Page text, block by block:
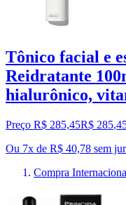
Tônico facial e
Reidratante
hialurônico,
Preço R$ 285,45R$ 285,
Ou 7x de R$ 40,78 sem
Compra